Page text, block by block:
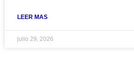
LEER MAS
julio 29, 2026